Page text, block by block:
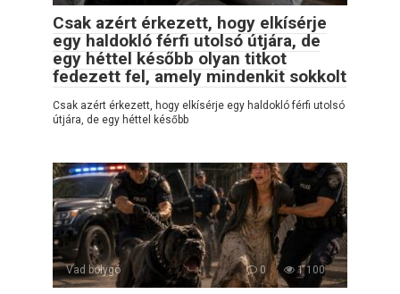
Csak azért érkezett, hogy elkísérje
egy haldokló férfi utolsó útjára, de
egy héttel később olyan titkot
fedezett fel, amely mindenkit sokkolt
Csak azért érkezett, hogy elkísérje egy haldokló férfi utolsó
útjára, de egy héttel később
Vad bolygó 0 1 100